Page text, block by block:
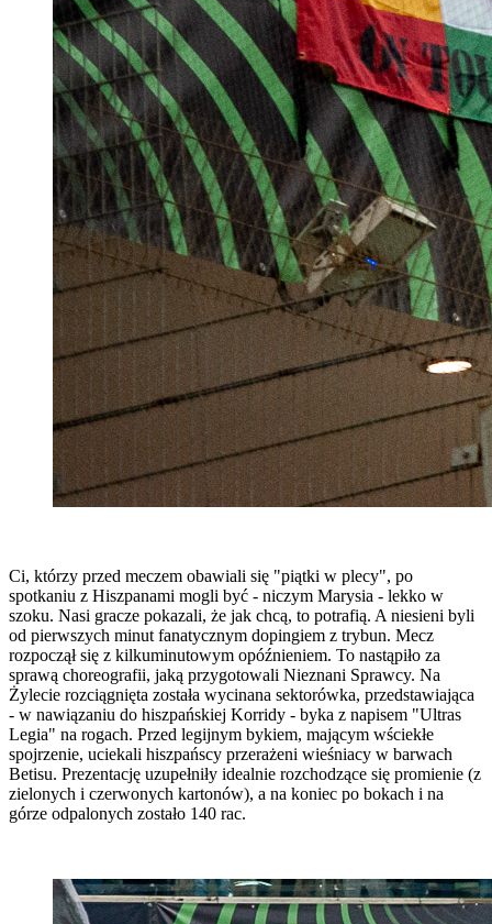
Ci, którzy przed meczem obawiali się "piątki w plecy", po
spotkaniu z Hiszpanami mogli być - niczym Marysia - lekko w
szoku. Nasi gracze pokazali, że jak chcą, to potrafią. A niesieni byli
od pierwszych minut fanatycznym dopingiem z trybun. Mecz
rozpoczął się z kilkuminutowym opóźnieniem. To nastąpiło za
sprawą choreografii, jaką przygotowali Nieznani Sprawcy. Na
Żylecie rozciągnięta została wycinana sektorówka, przedstawiająca
- w nawiązaniu do hiszpańskiej Korridy - byka z napisem "Ultras
Legia" na rogach. Przed legijnym bykiem, mającym wściekłe
spojrzenie, uciekali hiszpańscy przerażeni wieśniacy w barwach
Betisu. Prezentację uzupełniły idealnie rozchodzące się promienie (z
zielonych i czerwonych kartonów), a na koniec po bokach i na
górze odpalonych zostało 140 rac.